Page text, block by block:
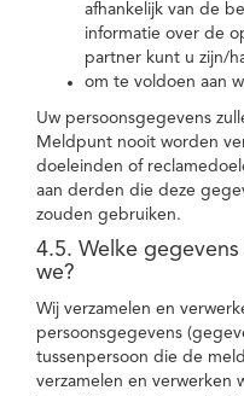
afhankelijk van de
informatie over de
partner kunt u zijn/
om te voldoen aan
Uw persoonsgegevens
Meldpunt nooit worden
doeleinden of
aan derden die deze
zouden gebruiken.
4.5. Welke
we?
Wij verzamelen en
persoonsgegevens
tussenpersoon die de
verzamelen en verwerken